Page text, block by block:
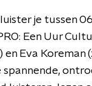
je tussen
Een Uur
Eva Koreman